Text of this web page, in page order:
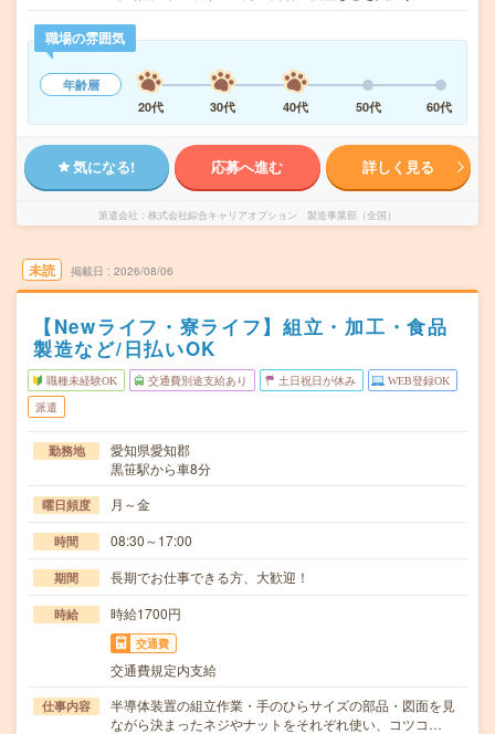
職場の雰囲気
年齢層
20代
30代 40代 50代 60代
気になる! 応募へ進む 詳しく見る
派遣会社 株式会社綜合キャリアオプション 製造事業部（全国）
未読 掲載日 2026/08/06
【Newライフ・寮ライフ】組立・加工・食品
製造など/日払いOK
職種未経験OK 交通費別途支給あり 土日祝日が休み WEB登録OK
派遣
勤務地
愛知県愛知郡
黒笹駅から車8分
曜日頻度 月～金
時間 08:30～17:00
期間 長期でお仕事できる方、大歓迎！
時給 時給1700円
交通費
交通費規定内支給
仕事内容
半導体装置の組立作業・手のひらサイズの部品・図面を見
ながら決まったネジやナットをそれぞれ使い、コツコ…